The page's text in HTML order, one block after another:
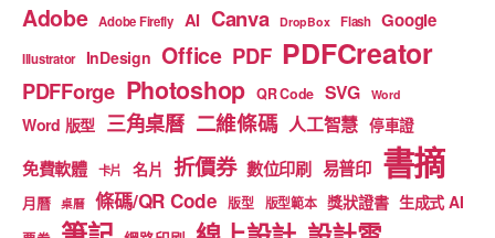
Adobe Adobe Firefly AI Canva DropBox Flash Google
Illustrator InDesign Office PDF PDFCreator
PDFForge Photoshop QR Code SVG Word
Word 版型 三角桌曆 二維條碼 人工智慧 停車證
免費軟體 卡片 名片 折價券 數位印刷 易普印 書摘
月曆 桌曆 條碼/QR Code 版型 版型範本 獎狀證書 生成式 AI